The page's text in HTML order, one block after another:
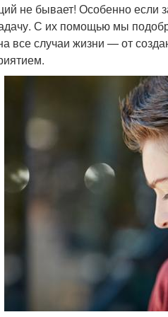
не бывает! Особенно если
С их помощью мы
все случаи жизни — от